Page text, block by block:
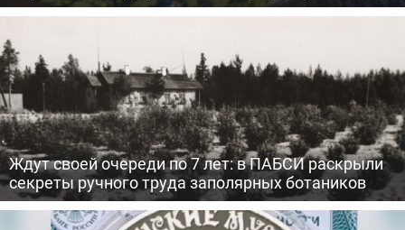
Ждут своей очереди по 7 лет: в ПАБСИ раскрыли
секреты ручного труда заполярных ботаников